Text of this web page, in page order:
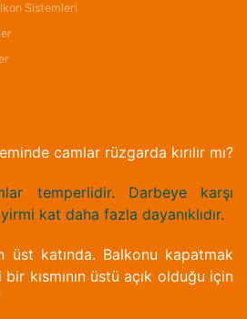
Sistemleri
camlar rüzgarda kırılır mı?
temperlidir. Darbeye karşı
kat daha fazla dayanıklıdır.
üst katında. Balkonu kapatmak
kısmının üstü açık olduğu için